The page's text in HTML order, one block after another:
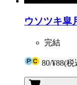
ウソツキ皐
完結
80/¥88(税